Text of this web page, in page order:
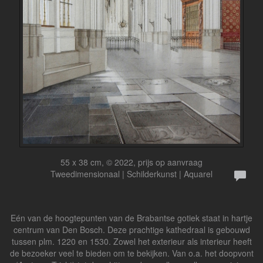
55 x 38 cm, © 2022, prijs op aanvraag
Tweedimensionaal | Schilderkunst | Aquarel
Eén van de hoogtepunten van de Brabantse gotiek staat in hartje
centrum van Den Bosch. Deze prachtige kathedraal is gebouwd
tussen plm. 1220 en 1530. Zowel het exterieur als interieur heeft
de bezoeker veel te bieden om te bekijken. Van o.a. het doopvont